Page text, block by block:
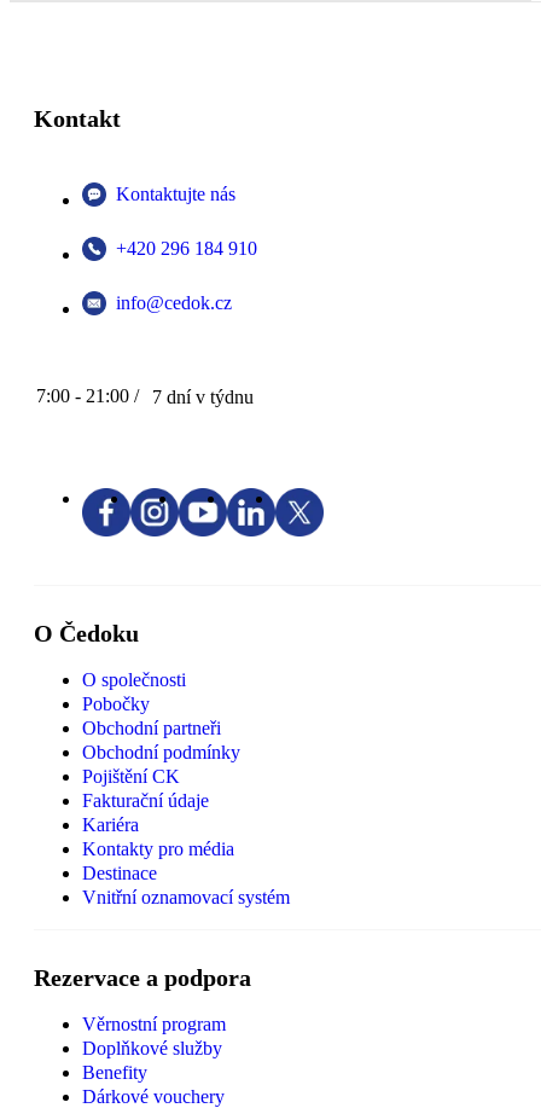
Kontakt
Kontaktujte nás
+420 296 184 910
info@cedok.cz
7:00 - 21:00 / 7 dní v týdnu
O Čedoku
O společnosti
Pobočky
Obchodní partneři
Obchodní podmínky
Pojištění CK
Fakturační údaje
Kariéra
Kontakty pro média
Destinace
Vnitřní oznamovací systém
Rezervace a podpora
Věrnostní program
Doplňkové služby
Benefity
Dárkové vouchery